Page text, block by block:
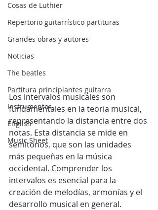
Cosas de Luthier
Repertorio guitarrístico partituras
Grandes obras y autores
Noticias
The beatles
Partitura principiantes guitarra
Instrumentos
English
Music Sheet
Los intervalos musicales son
fundamentales en la teoría musical,
representando la distancia entre dos
notas. Esta distancia se mide en
semitonos, que son las unidades
más pequeñas en la música
occidental. Comprender los
intervalos es esencial para la
creación de melodías, armonías y el
desarrollo musical en general.